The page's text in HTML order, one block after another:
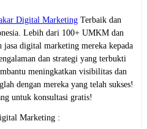
Digital Marketing Terbaik dan
Lebih dari 100+ UMKM dan
jasa digital marketing mereka kepada
dan strategi yang terbukti
meningkatkan visibilitas dan
dengan mereka yang telah sukses!
untuk konsultasi gratis!
Marketing :